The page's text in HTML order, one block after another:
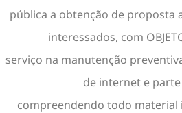
pública a obtenção de proposta
interessados, com
serviço na manutenção
de internet e
compreendendo todo material